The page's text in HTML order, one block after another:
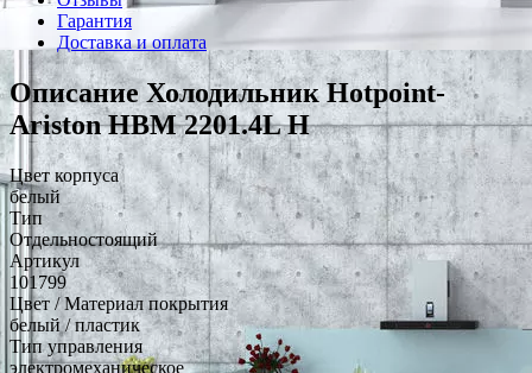
Гарантия
Доставка и оплата
Описание Холодильник Hotpoint-
Ariston HBM 2201.4L H
Цвет корпуса
белый
Тип
Отдельностоящий
Артикул
101799
Цвет / Материал покрытия
белый / пластик
Тип управления
электромеханическое